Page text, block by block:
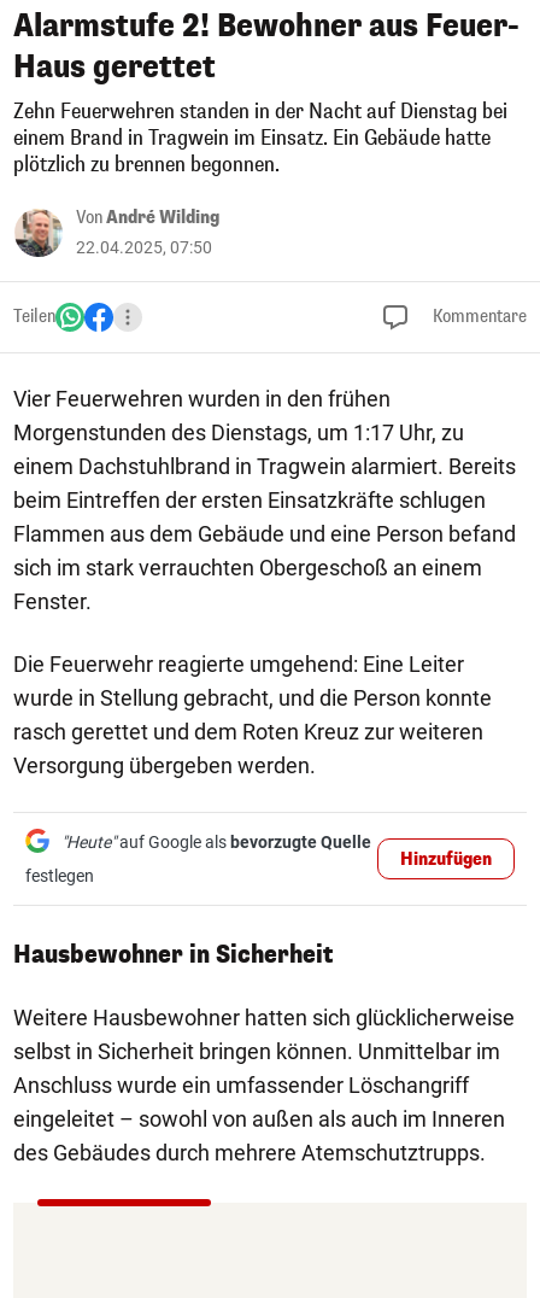
Alarmstufe 2! Bewohner aus Feuer-
Haus gerettet
Zehn Feuerwehren standen in der Nacht auf Dienstag bei
einem Brand in Tragwein im Einsatz. Ein Gebäude hatte
plötzlich zu brennen begonnen.
VonAndré Wilding
22.04.2025, 07:50
Teilen Kommentare
Vier Feuerwehren wurden in den frühen
Morgenstunden des Dienstags, um 1:17 Uhr, zu
einem Dachstuhlbrand in Tragwein alarmiert. Bereits
beim Eintreffen der ersten Einsatzkräfte schlugen
Flammen aus dem Gebäude und eine Person befand
sich im stark verrauchten Obergeschoß an einem
Fenster.
Die Feuerwehr reagierte umgehend: Eine Leiter
wurde in Stellung gebracht, und die Person konnte
rasch gerettet und dem Roten Kreuz zur weiteren
Versorgung übergeben werden.
"Heute"auf Google als bevorzugte Quelle
festlegen
Hinzufügen
Hausbewohner in Sicherheit
Weitere Hausbewohner hatten sich glücklicherweise
selbst in Sicherheit bringen können. Unmittelbar im
Anschluss wurde ein umfassender Löschangriff
eingeleitet – sowohl von außen als auch im Inneren
des Gebäudes durch mehrere Atemschutztrupps.